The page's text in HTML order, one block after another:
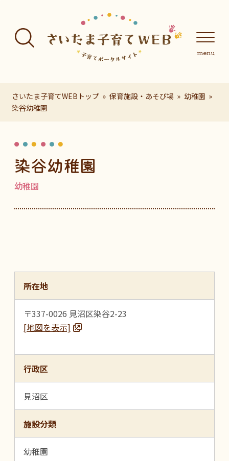
さいたま子育てWEBトップ 保育施設・あそび場
幼稚園
染谷幼稚園
染谷幼稚園
幼稚園
所在地
〒337-0026 見沼区染谷2-23
[地図を表示]
行政区
見沼区
施設分類
幼稚園